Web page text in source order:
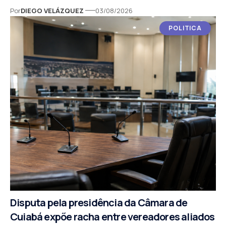
PorDIEGO VELÁZQUEZ 03/08/2026
POLITICA
Disputa pela presidência da Câmara de
Cuiabá expõe racha entre vereadores aliados